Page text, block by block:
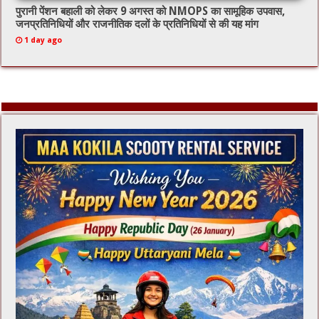
पुरानी पेंशन बहाली को लेकर 9 अगस्त को NMOPS का सामूहिक उपवास,
जनप्रतिनिधियों और राजनीतिक दलों के प्रतिनिधियों से की यह मांग
1 day ago